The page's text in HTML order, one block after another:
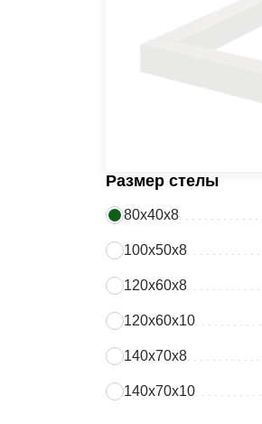
Размер стелы
80х40х8
100х50х8
120х60х8
120х60х10
140х70х8
140х70х10